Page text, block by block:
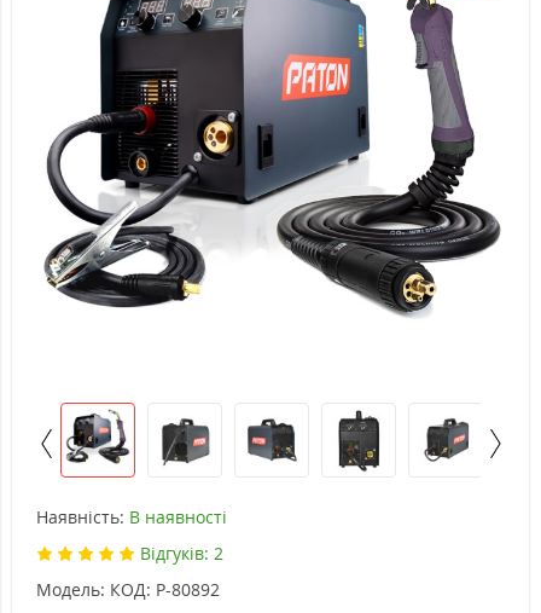
Наявність: В наявності
Відгуків: 2
Модель: КОД: P-80892